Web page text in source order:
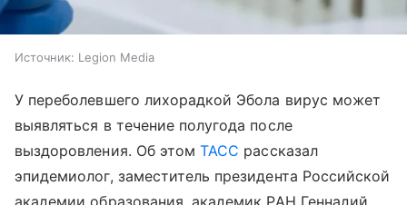
Источник: Legion Media
У переболевшего лихорадкой Эбола вирус может
выявляться в течение полугода после
выздоровления. Об этомТАСС рассказал
эпидемиолог, заместитель президента Российской